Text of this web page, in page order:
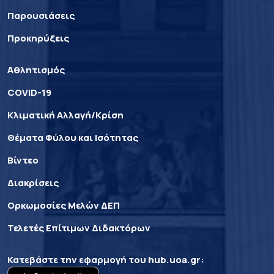
Παρουσιάσεις
Προκηρύξεις
Αθλητισμός
COVID-19
Κλιματική Αλλαγή/Κρίση
Θέματα Φύλου και Ισότητας
Βίντεο
Διακρίσεις
Ορκωμοσίες Μελών ΔΕΠ
Τελετές Επίτιμων Διδακτόρων
Κατεβάστε την εφαρμογή του hub.uoa.gr: